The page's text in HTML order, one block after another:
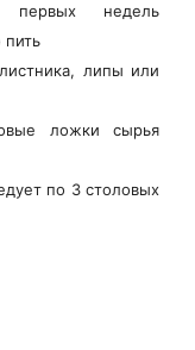
недель
липы или
ложки сырья
по 3 столовых